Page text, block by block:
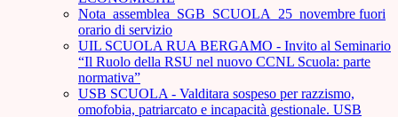
Nota_assemblea_SGB_SCUOLA_25_novembre fuori
orario di servizio
UIL SCUOLA RUA BERGAMO - Invito al Seminario
“Il Ruolo della RSU nel nuovo CCNL Scuola: parte
normativa”
USB SCUOLA - Valditara sospeso per razzismo,
omofobia, patriarcato e incapacità gestionale. USB